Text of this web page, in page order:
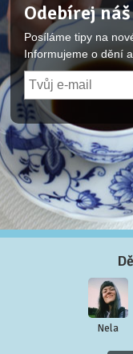
Odebírej
Posíláme tipy na
Informujeme o dění
Nela